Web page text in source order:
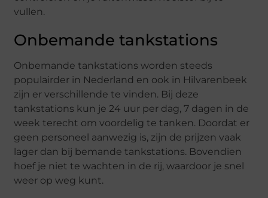
vullen.
Onbemande tankstations
Onbemande tankstations worden steeds
populairder in Nederland en ook in Hilvarenbeek
zijn er verschillende te vinden. Bij deze
tankstations kun je 24 uur per dag, 7 dagen in de
week terecht om voordelig te tanken. Doordat er
geen personeel aanwezig is, zijn de prijzen vaak
lager dan bij bemande tankstations. Bovendien
hoef je niet te wachten in de rij, waardoor je snel
weer op weg kunt.